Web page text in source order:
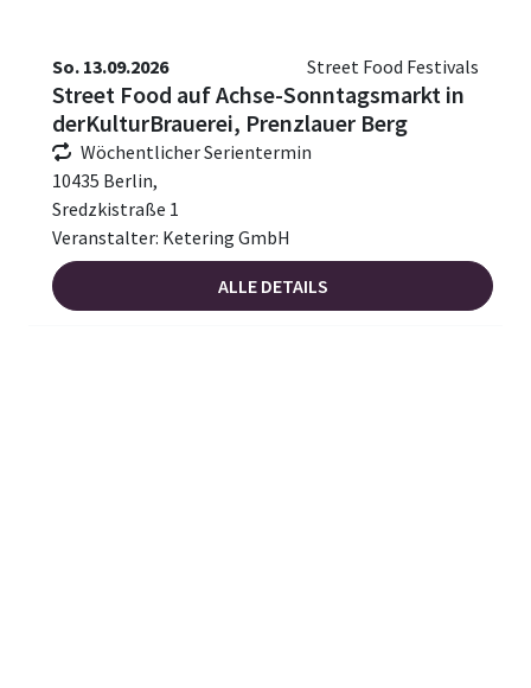
So. 13.09.2026 Street Food Festivals
Street Food auf Achse-Sonntagsmarkt in
derKulturBrauerei, Prenzlauer Berg
Wöchentlicher Serientermin
10435 Berlin,
Sredzkistraße 1
Veranstalter: Ketering GmbH
ALLE DETAILS